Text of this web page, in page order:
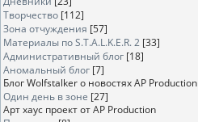
Творчество [112]
Зона отчуждения [57]
Материалы по S.T.A.L.K.E.R. 2 [33]
Административный блог [18]
Аномальный блог [7]
Блог Wolfstalker о новостях AP Production
Один день в зоне [27]
Арт хаус проект от AP Production